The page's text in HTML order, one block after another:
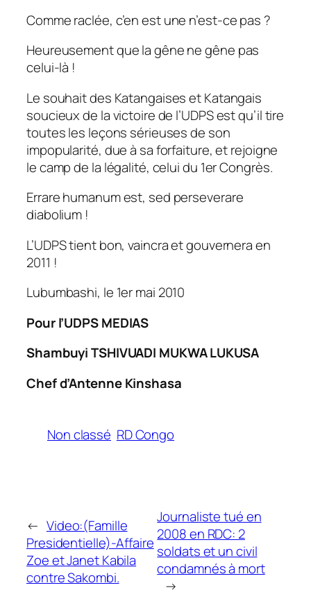
Comme raclée, c’en est une n’est-ce pas ?
Heureusement que la gêne ne gêne pas
celui-là !
Le souhait des Katangaises et Katangais
soucieux de la victoire de l’UDPS est qu’il tire
toutes les leçons sérieuses de son
impopularité, due à sa forfaiture, et rejoigne
le camp de la légalité, celui du 1er Congrès.
Errare humanum est, sed perseverare
diabolium !
L’UDPS tient bon, vaincra et gouvernera en
2011 !
Lubumbashi, le 1er mai 2010
Pour l’UDPS MEDIAS
Shambuyi TSHIVUADI MUKWA LUKUSA
Chef d’Antenne Kinshasa
Non classé RD Congo
← Video:(Famille
Presidentielle)-Affaire
Zoe et Janet Kabila
contre Sakombi.
Journaliste tué en
2008 en RDC: 2
soldats et un civil
condamnés à mort
→